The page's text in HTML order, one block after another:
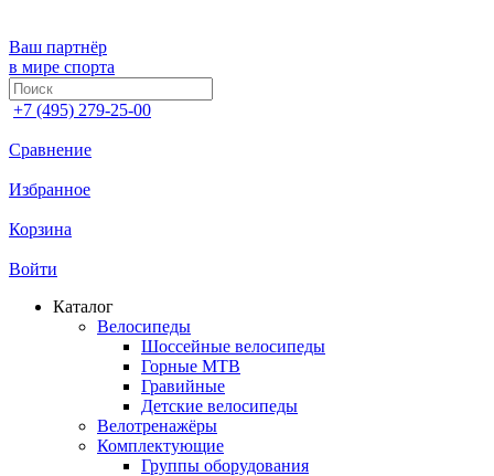
Ваш партнёр
в мире спорта
+7 (495) 279-25-00
Сравнение
Избранное
Корзина
Войти
Каталог
Велосипеды
Шоссейные велосипеды
Горные МTB
Гравийные
Детские велосипеды
Велотренажёры
Комплектующие
Группы оборудования